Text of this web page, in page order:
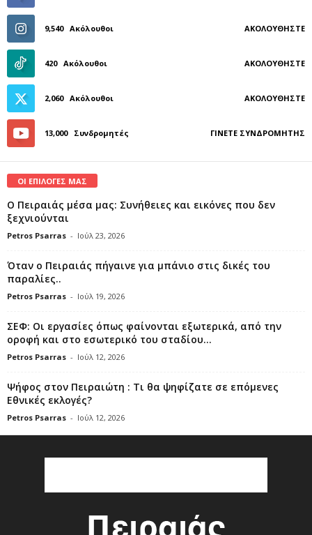
9,540 Ακόλουθοι ΑΚΟΛΟΥΘΉΣΤΕ
420 Ακόλουθοι ΑΚΟΛΟΥΘΉΣΤΕ
2,060 Ακόλουθοι ΑΚΟΛΟΥΘΉΣΤΕ
13,000 Συνδρομητές ΓΊΝΕΤΕ ΣΥΝΔΡΟΜΗΤΉΣ
ΟΙ ΕΠΙΛΟΓΕΣ ΜΑΣ
Ο Πειραιάς μέσα μας: Συνήθειες και εικόνες που δεν
ξεχνιούνται
Petros Psarras - Ιούλ 23, 2026
Όταν ο Πειραιάς πήγαινε για μπάνιο στις δικές του
παραλίες..
Petros Psarras - Ιούλ 19, 2026
ΣΕΦ: Οι εργασίες όπως φαίνονται εξωτερικά, από την
οροφή και στο εσωτερικό του σταδίου...
Petros Psarras - Ιούλ 12, 2026
Ψήφος στον Πειραιώτη : Τι θα ψηφίζατε σε επόμενες
Εθνικές εκλογές?
Petros Psarras - Ιούλ 12, 2026